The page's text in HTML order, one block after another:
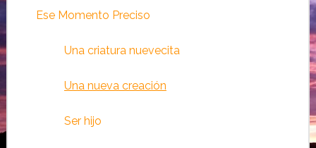
Ese Momento Preciso
Una criatura nuevecita
Una nueva creación
Ser hijo